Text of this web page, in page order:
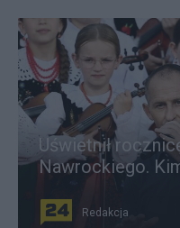
Uświetnił
Nawrockiego.
Redakcja